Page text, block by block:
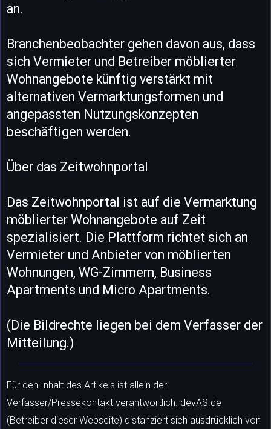
an.
Branchenbeobachter gehen davon aus, dass
sich Vermieter und Betreiber möblierter
Wohnangebote künftig verstärkt mit
alternativen Vermarktungsformen und
angepassten Nutzungskonzepten
beschäftigen werden.
Über das Zeitwohnportal
Das Zeitwohnportal ist auf die Vermarktung
möblierter Wohnangebote auf Zeit
spezialisiert. Die Plattform richtet sich an
Vermieter und Anbieter von möblierten
Wohnungen, WG-Zimmern, Business
Apartments und Micro Apartments.
(Die Bildrechte liegen bei dem Verfasser der
Mitteilung.)
Für den Inhalt des Artikels ist allein der
Verfasser/Pressekontakt verantwortlich. devAS.de
(Betreiber dieser Webseite) distanziert sich ausdrücklich von